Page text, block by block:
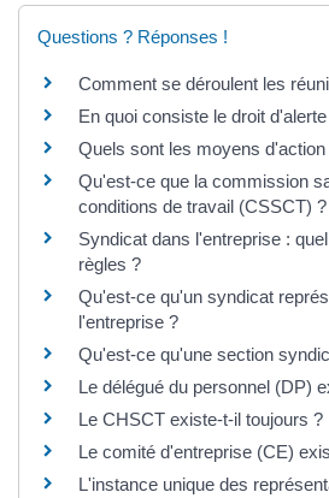
Questions ? Réponses !
Comment se déroulent les
En quoi consiste le droit
Quels sont les moyens
Qu'est-ce que la commission
conditions de travail (CSSCT) ?
Syndicat dans l'entreprise :
règles ?
Qu'est-ce qu'un syndicat
l'entreprise ?
Qu'est-ce qu'une section
Le délégué du personnel (DP)
Le CHSCT existe-t-il toujours ?
Le comité d'entreprise (CE)
L'instance unique des